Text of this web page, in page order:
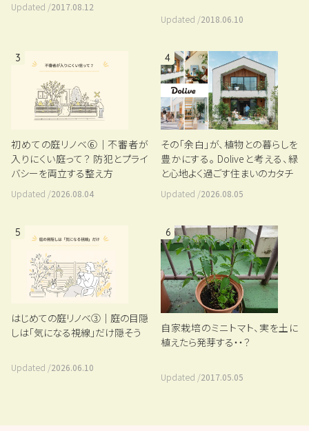
Updated /2017.08.12
Updated /2018.06.10
3
初めての庭リノベ⑥｜不審者が
入りにくい庭って？ 防犯とプライ
バシーを両立する整え方
Updated /2026.08.04
4
その「余白」が、植物との暮らしを
豊かにする。 Doliveと考える、緑
と心地よく過ごす住まいのカタチ
Updated /2026.08.05
5
はじめての庭リノベ③｜庭の目隠
しは「気になる視線」だけ隠そう
Updated /2026.06.10
6
自家栽培のミニトマト、実を土に
植えたら発芽する・・？
Updated /2017.05.05